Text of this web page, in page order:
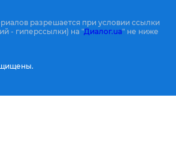
разрешается при условии ссылки
- гиперссылки) на "Диалог.ua" не ниже